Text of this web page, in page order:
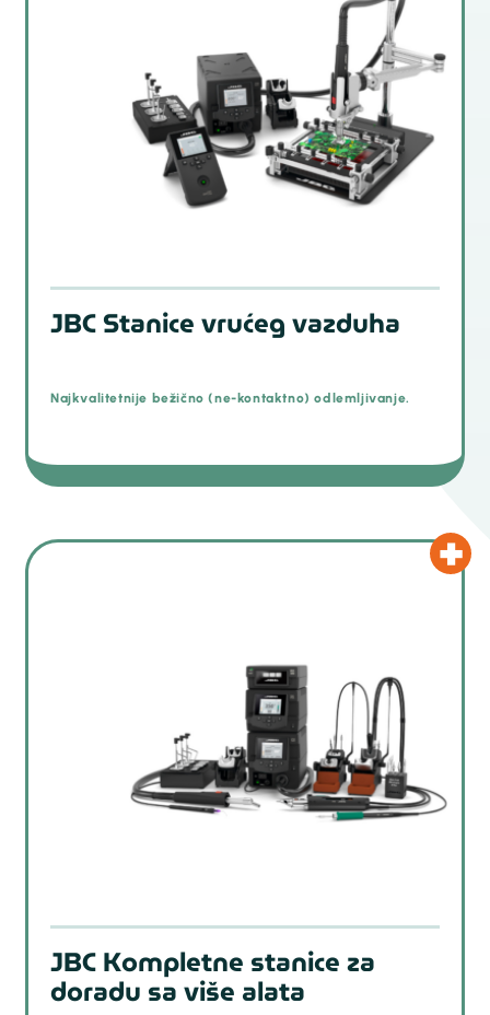
JBC Stanice vrućeg vazduha
Najkvalitetnije bežično (ne-kontaktno) odlemljivanje.
JBC Kompletne stanice za
doradu sa više alata